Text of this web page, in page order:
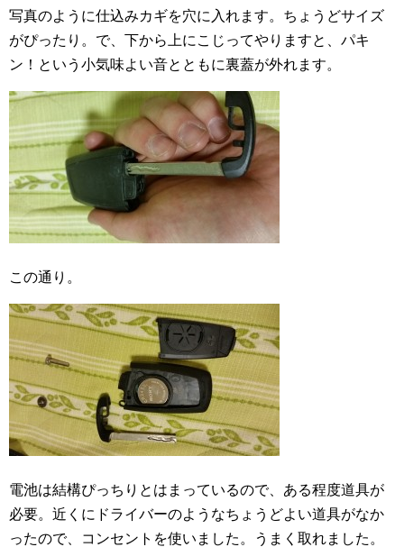
写真のように仕込みカギを穴に入れます。ちょうどサイズ
がぴったり。で、下から上にこじってやりますと、パキ
ン！という小気味よい音とともに裏蓋が外れます。
この通り。
電池は結構ぴっちりとはまっているので、ある程度道具が
必要。近くにドライバーのようなちょうどよい道具がなか
ったので、コンセントを使いました。うまく取れました。